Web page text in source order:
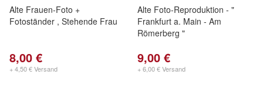
Alte Frauen-Foto +
Fotoständer , Stehende Frau
8,00 €
+ 4,50 € Versand
Alte Foto-Reproduktion - "
Frankfurt a. Main - Am
Römerberg "
9,00 €
+ 6,00 € Versand